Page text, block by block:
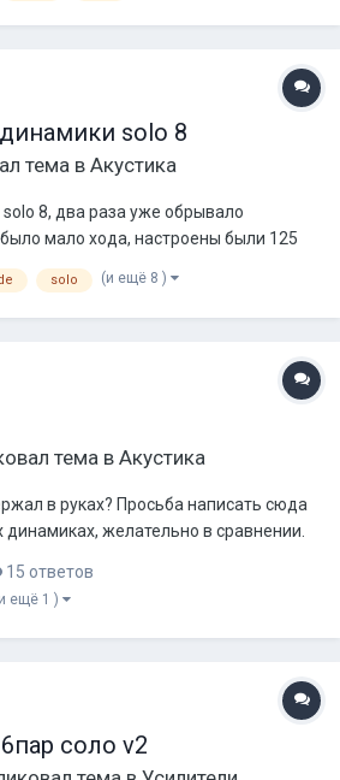
solo 8
тема вАкустика
8, два раза уже обрывало
мало хода, настроены были 125
пионер, с верху распущены,
нулям кроме частоты 80 герц она
включена СЧ, srtrv включен 1.
Пос...
solo (и ещё 8 )
тема вАкустика
в руках? Просьба написать сюда
желательно в сравнении.
так же рекомендации по
15 ответов
ещё 1 )
соло v2